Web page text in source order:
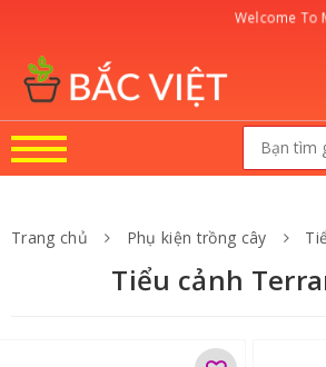
Welcome To
Trang chủ Phụ kiện trồng cây
Tiểu cảnh